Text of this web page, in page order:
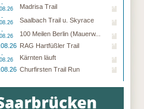
-
Madrisa Trail
-
Saalbach Trail u. Skyrace
-
100 Meilen Berlin (Mauerw...
RAG Hartfüßler Trail
-
Kärnten läuft
Churfirsten Trail Run